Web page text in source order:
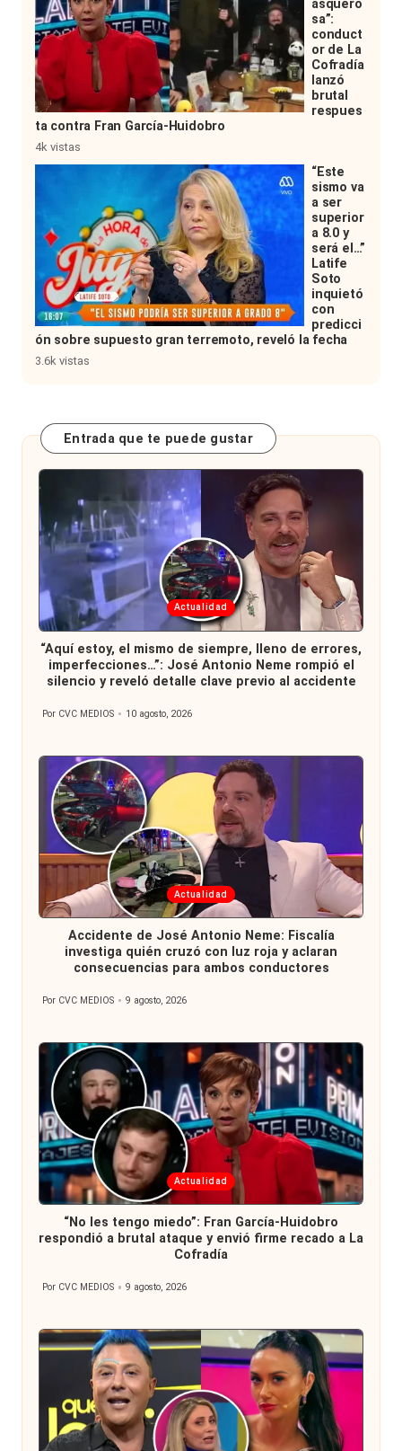
asquero
sa”:
conduct
or de La
Cofradía
lanzó
brutal
respues
ta contra Fran García-Huidobro
4k vistas
“Este
sismo va
a ser
superior
a 8.0 y
será el…”
Latife
Soto
inquietó
con
predicci
ón sobre supuesto gran terremoto, reveló la fecha
3.6k vistas
Entrada que te puede gustar
Publicada
en
Actualidad
“Aquí estoy, el mismo de siempre, lleno de errores,
imperfecciones…”: José Antonio Neme rompió el
silencio y reveló detalle clave previo al accidente
Publicado
Por CVC MEDIOS 10 agosto, 2026
Publicada
en
Actualidad
Accidente de José Antonio Neme: Fiscalía
investiga quién cruzó con luz roja y aclaran
consecuencias para ambos conductores
Publicado
Por CVC MEDIOS 9 agosto, 2026
Publicada
en
Actualidad
“No les tengo miedo”: Fran García-Huidobro
respondió a brutal ataque y envió firme recado a La
Cofradía
Publicado
Por CVC MEDIOS 9 agosto, 2026